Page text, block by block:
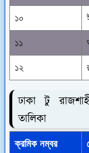
১০
১১
১২
ঢাকা টু
তালিকা
ক্রমিক নম্বর